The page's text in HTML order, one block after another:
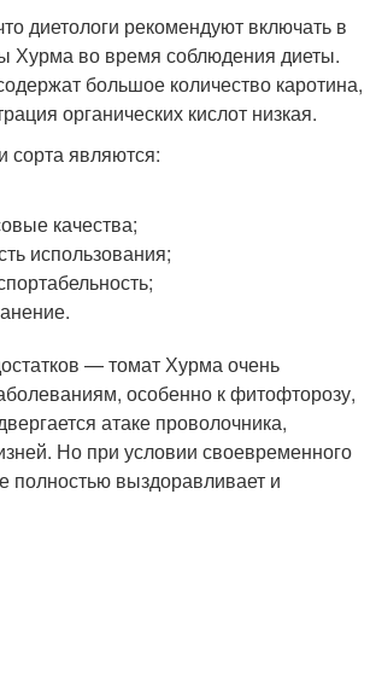
диетологи рекомендуют включать в
Хурма во время соблюдения диеты.
большое количество каротина,
органических кислот низкая.
являются:
качества;
использования;
— томат Хурма очень
особенно к фитофторозу,
атаке проволочника,
Но при условии своевременного
полностью выздоравливает и